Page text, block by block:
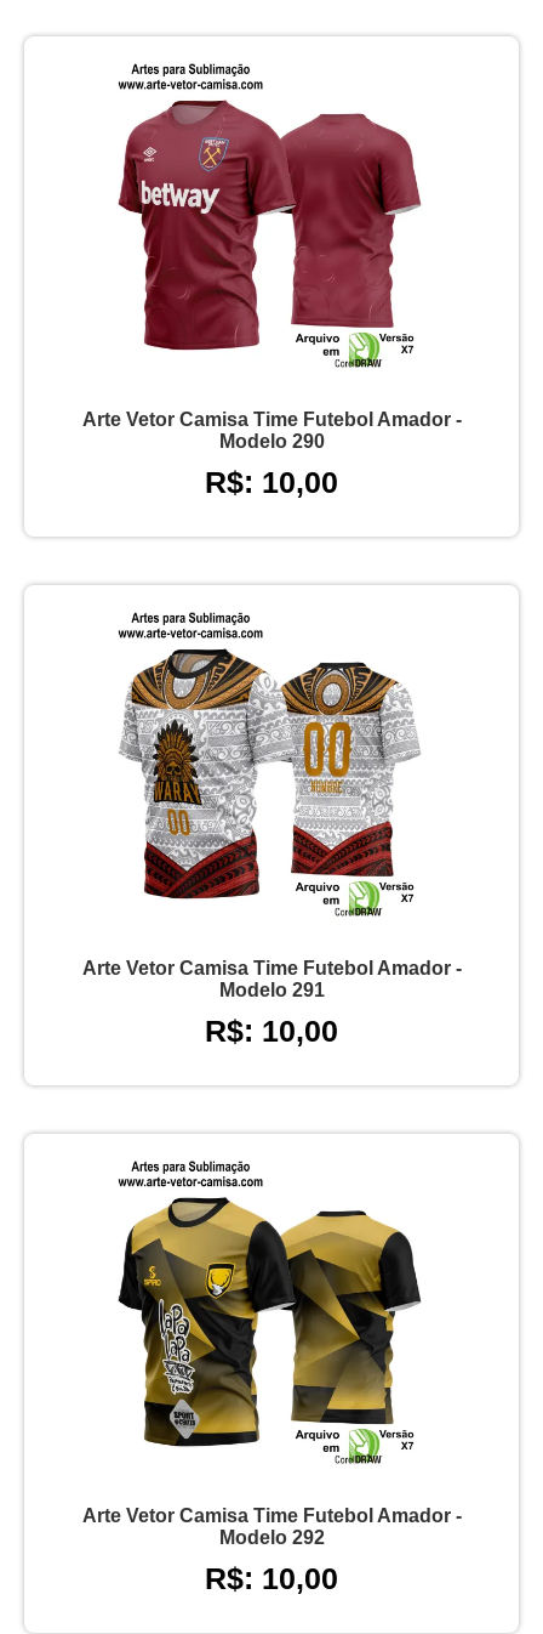
Arte Vetor Camisa Time Futebol Amador -
Modelo 290
R$: 10,00
Arte Vetor Camisa Time Futebol Amador -
Modelo 291
R$: 10,00
Arte Vetor Camisa Time Futebol Amador -
Modelo 292
R$: 10,00